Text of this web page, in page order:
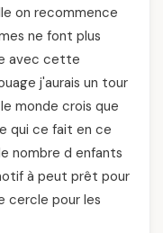
on recommence
ne font plus
avec cette
j'aurais un tour
monde crois que
qui ce fait en ce
nombre d enfants
à peut prêt pour
cercle pour les